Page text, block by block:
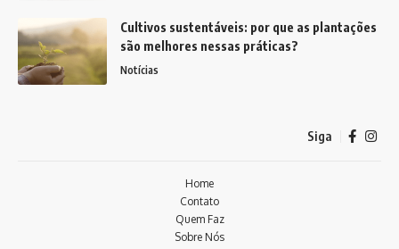
Cultivos sustentáveis: por que as plantações
são melhores nessas práticas?
Notícias
Siga
Home
Contato
Quem Faz
Sobre Nós